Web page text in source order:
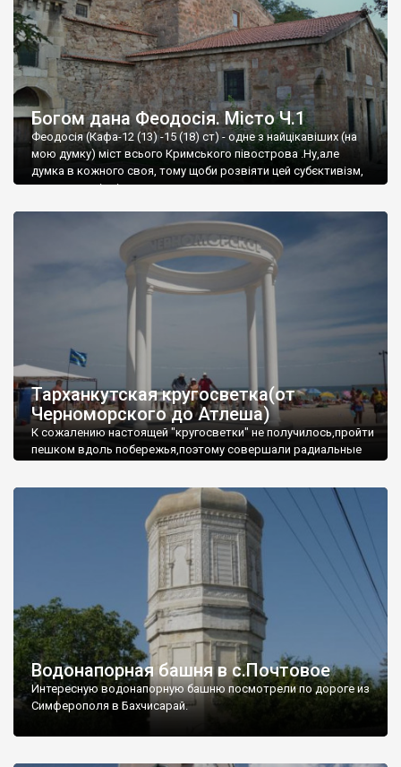
Богом дана Феодосія. Місто Ч.1
Феодосія (Кафа-12 (13) -15 (18) ст) - одне з найцікавіших (на
мою думку) міст всього Кримського півострова .Ну,але
думка в кожного своя, тому щоби розвіяти цей субєктивізм,
запрошую відвідати це
Тарханкутская кругосветка(от
Черноморского до Атлеша)
К сожалению настоящей "кругосветки" не получилось,пройти
пешком вдоль побережья,поэтому совершали радиальные
Водонапорная башня в с.Почтовое
Интересную водонапорную башню посмотрели по дороге из
Симферополя в Бахчисарай.